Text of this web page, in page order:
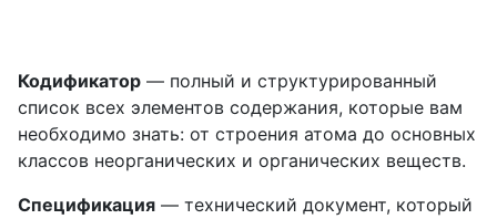
Кодификатор — полный и структурированный
список всех элементов содержания, которые вам
необходимо знать: от строения атома до основных
классов неорганических и органических веществ.
Спецификация — технический документ, который